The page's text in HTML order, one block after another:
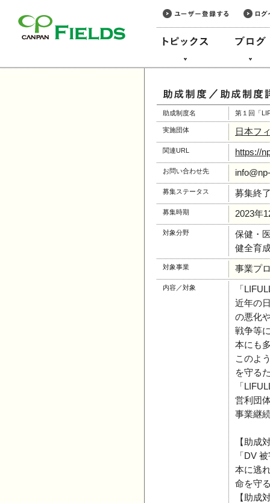
助成制度名 第１回「
実施団体 日本フ
関連URL https://
お問い合わせ先
募集ステータス 募集終
募集時期 2023年
対象分野
保健・
健全育
対象事業 事業プ
内容／対象
「
近年の
の悪化
戦争等
本にも
このよ
を守る
「
営利団
事業継
【助成
「DV
本に逃
命を守
【助成